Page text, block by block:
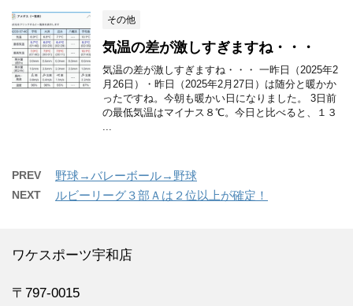
その他
気温の差が激しすぎますね・・・
気温の差が激しすぎますね・・・ 一昨日（2025年2
月26日）・昨日（2025年2月27日）は随分と暖かか
ったですね。今朝も暖かい日になりました。 3日前
の最低気温はマイナス８℃。今日と比べると、１３
PREV 野球→バレーボール→野球
NEXT ルビーリーグ３部Ａは２位以上が確定！
ワケスポーツ宇和店
〒797-0015